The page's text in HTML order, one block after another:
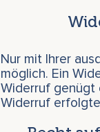
Nur mit Ihrer
möglich. Ein
Widerruf genügt
Widerruf